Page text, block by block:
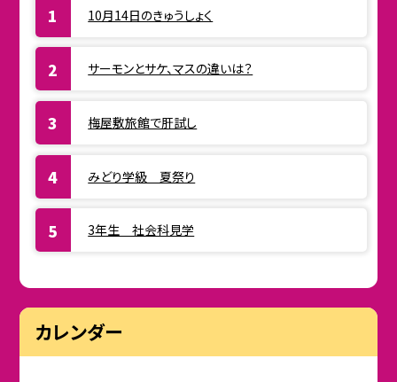
10月14日のきゅうしょく
サーモンとサケ、マスの違いは？
梅屋敷旅館で肝試し
みどり学級 夏祭り
3年生 社会科見学
カレンダー